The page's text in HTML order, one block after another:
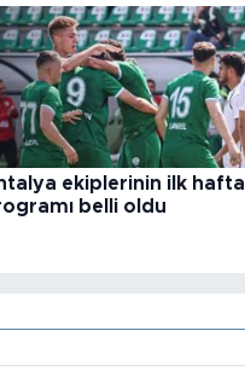
ekiplerinin ilk hafta
belli oldu